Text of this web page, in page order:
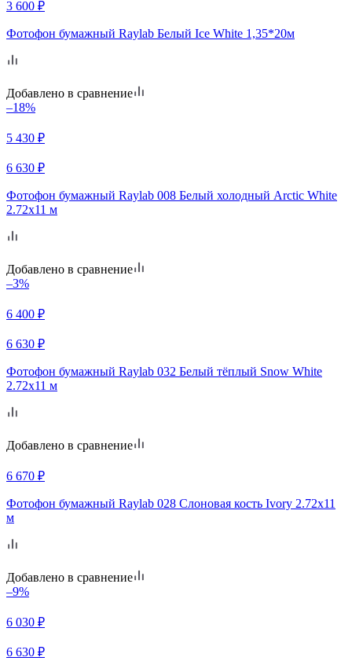
3 600 ₽
Фотофон бумажный Raylab Белый Ice White 1,35*20м
Добавлено в сравнение
–18%
5 430 ₽
6 630 ₽
Фотофон бумажный Raylab 008 Белый холодный Arctic White
2.72x11 м
Добавлено в сравнение
–3%
6 400 ₽
6 630 ₽
Фотофон бумажный Raylab 032 Белый тёплый Snow White
2.72x11 м
Добавлено в сравнение
6 670 ₽
Фотофон бумажный Raylab 028 Cлоновая кость Ivory 2.72x11
м
Добавлено в сравнение
–9%
6 030 ₽
6 630 ₽